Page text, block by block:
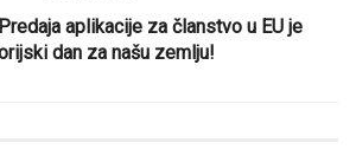
aplikacije za članstvo u EU je
dan za našu zemlju!